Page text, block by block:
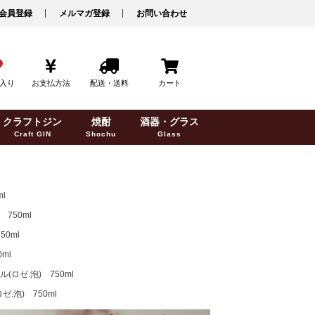
員登録 メルマガ登録 お問い合わせ
り お支払方法 配送・送料 カート
クラフトジン
Craft GIN
焼酎
Shochu
酒器・グラス
Glass
750ml
(ロゼ.泡) 750ml
.泡) 750ml